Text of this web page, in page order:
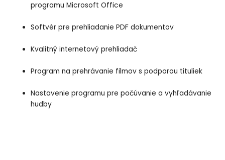
programu Microsoft Office
Softvér pre prehliadanie PDF dokumentov
Kvalitný internetový prehliadač
Program na prehrávanie filmov s podporou tituliek
Nastavenie programu pre počúvanie a vyhľadávanie
hudby